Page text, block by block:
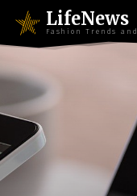
LifeNews
Fashion Trends